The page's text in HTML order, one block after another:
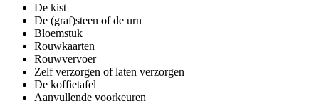
De kist
De (graf)steen of de urn
Bloemstuk
Rouwkaarten
Rouwvervoer
Zelf verzorgen of laten verzorgen
De koffietafel
Aanvullende voorkeuren